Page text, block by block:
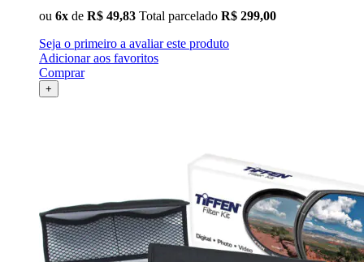
ou 6x de R$ 49,83 Total parcelado R$ 299,00
Seja o primeiro a avaliar este produto
Adicionar aos favoritos
Comprar
+